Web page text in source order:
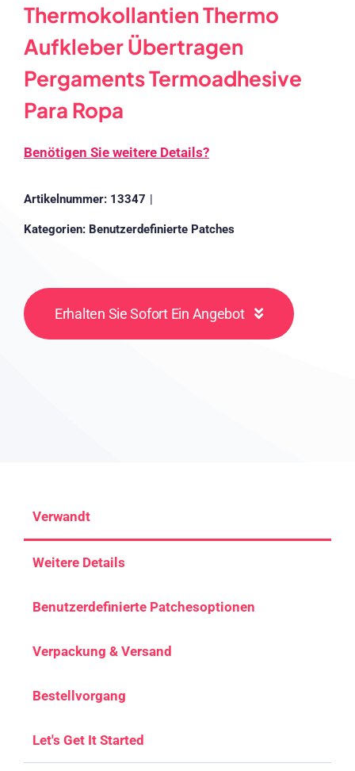
Thermokollantien Thermo
Aufkleber Übertragen
Pergaments Termoadhesive
Para Ropa
Benötigen Sie weitere Details?
Artikelnummer: 13347 |
Kategorien: Benutzerdefinierte Patches
Erhalten Sie Sofort Ein Angebot
Verwandt
Weitere Details
Benutzerdefinierte Patchesoptionen
Verpackung & Versand
Bestellvorgang
Let's Get It Started